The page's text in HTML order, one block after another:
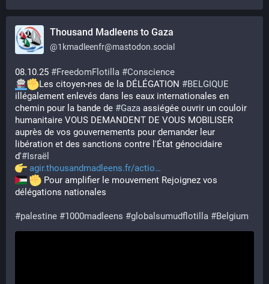
Thousand Madleens to Gaza
@1kmadleenfr@mastodon.social
08.10.25 #FreedomFlotilla #Conscience
Les citoyen-nes de la DÉLÉGATION #BELGIQUE
illégalement enlevés dans les eaux internationales en
chemin pour la bande de #Gaza assiégée ouvrir un couloir
humanitaire VOUS DEMANDENT DE VOUS MOBILISER
auprès de vos gouvernements pour demander leur
libération et des sanctions contre l'État génocidaire
d'#Israël
agir.thousandmadleens.fr/actio
Pour amplifier le mouvement Rejoignez vos
délégations nationales
#palestine #1000madleens #globalsumudflotilla #Belgium